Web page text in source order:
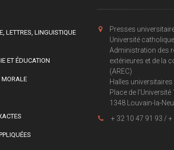
LETTRES, LINGUISTIQUE
ET ÉDUCATION
MORALE
Presses
Université
Administration des
extérieures et de la
(AREC)
Halles
Place de l'Université
1348 Louvain-la-
+ 32 10 47 91 93 /